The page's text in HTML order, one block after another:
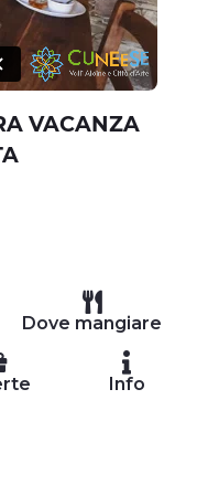
VACANZA
Dove mangiare
Info